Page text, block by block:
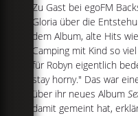
Zu Gast bei egoFM
Gloria über die
dem Album, alte Hits
Camping mit Kind so
für Robyn eigentlich
stay horny." Das war
über ihr neues Album
damit gemeint hat,